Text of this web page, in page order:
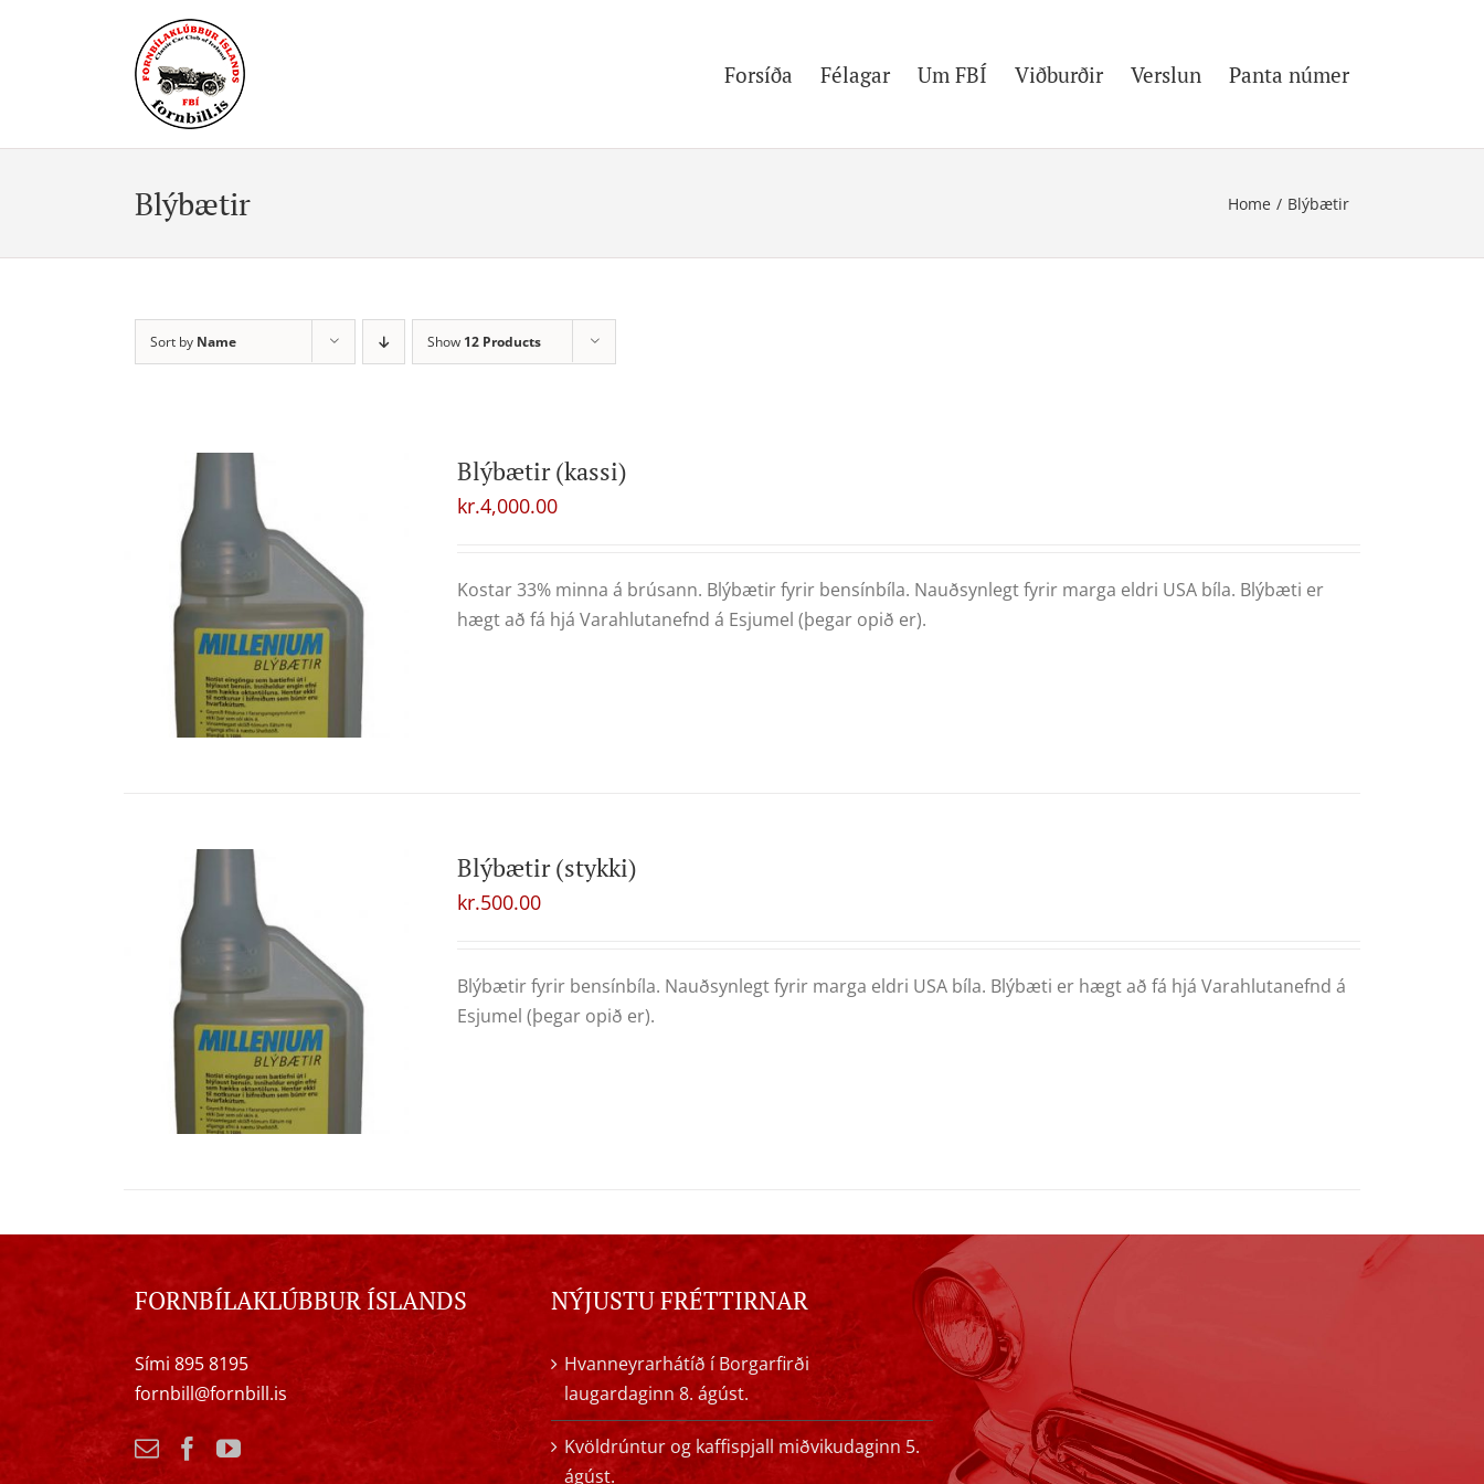
Forsíða Félagar Um FBÍ Viðburðir Verslun Panta númer
Blýbætir Home / Blýbætir
Sort by Name Show 12 Products
Blýbætir (kassi)
kr.4,000.00
Kostar 33% minna á brúsann. Blýbætir fyrir bensínbíla. Nauðsynlegt fyrir marga eldri USA bíla. Blýbæti er
hægt að fá hjá Varahlutanefnd á Esjumel (þegar opið er).
Blýbætir (stykki)
kr.500.00
Blýbætir fyrir bensínbíla. Nauðsynlegt fyrir marga eldri USA bíla. Blýbæti er hægt að fá hjá Varahlutanefnd á
Esjumel (þegar opið er).
FORNBÍLAKLÚBBUR ÍSLANDS
Sími 895 8195
fornbill@fornbill.is
NÝJUSTU FRÉTTIRNAR
Hvanneyrarhátíð í Borgarfirði
laugardaginn 8. ágúst.
Kvöldrúntur og kaffispjall miðvikudaginn 5.
ágúst.